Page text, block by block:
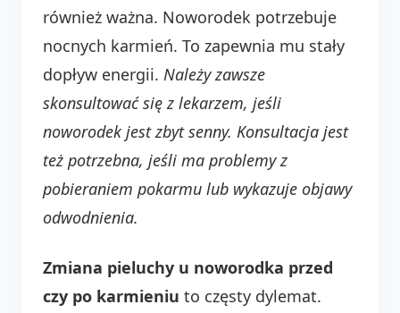
również ważna. Noworodek potrzebuje
nocnych karmień. To zapewnia mu stały
dopływ energii. Należy zawsze
skonsultować się z lekarzem, jeśli
noworodek jest zbyt senny. Konsultacja jest
też potrzebna, jeśli ma problemy z
pobieraniem pokarmu lub wykazuje objawy
odwodnienia.
Zmiana pieluchy u noworodka przed
czy po karmieniu to częsty dylemat.